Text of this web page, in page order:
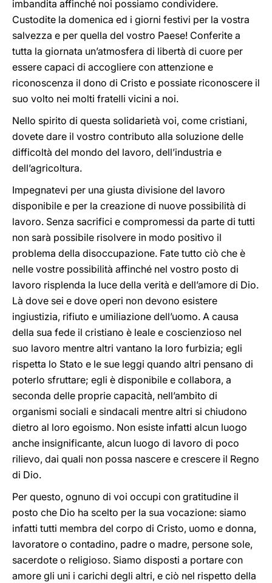
imbandita affinché noi possiamo condividere.
Custodite la domenica ed i giorni festivi per la vostra
salvezza e per quella del vostro Paese! Conferite a
tutta la giornata un’atmosfera di libertà di cuore per
essere capaci di accogliere con attenzione e
riconoscenza il dono di Cristo e possiate riconoscere il
suo volto nei molti fratelli vicini a noi.
Nello spirito di questa solidarietà voi, come cristiani,
dovete dare il vostro contributo alla soluzione delle
difficoltà del mondo del lavoro, dell’industria e
dell’agricoltura.
Impegnatevi per una giusta divisione del lavoro
disponibile e per la creazione di nuove possibilità di
lavoro. Senza sacrifici e compromessi da parte di tutti
non sarà possibile risolvere in modo positivo il
problema della disoccupazione. Fate tutto ciò che è
nelle vostre possibilità affinché nel vostro posto di
lavoro risplenda la luce della verità e dell’amore di Dio.
Là dove sei e dove operi non devono esistere
ingiustizia, rifiuto e umiliazione dell’uomo. A causa
della sua fede il cristiano è leale e coscienzioso nel
suo lavoro mentre altri vantano la loro furbizia; egli
rispetta lo Stato e le sue leggi quando altri pensano di
poterlo sfruttare; egli è disponibile e collabora, a
seconda delle proprie capacità, nell’ambito di
organismi sociali e sindacali mentre altri si chiudono
dietro al loro egoismo. Non esiste infatti alcun luogo
anche insignificante, alcun luogo di lavoro di poco
rilievo, dai quali non possa nascere e crescere il Regno
di Dio.
Per questo, ognuno di voi occupi con gratitudine il
posto che Dio ha scelto per la sua vocazione: siamo
infatti tutti membra del corpo di Cristo, uomo e donna,
lavoratore o contadino, padre o madre, persone sole,
sacerdote o religioso. Siamo disposti a portare con
amore gli uni i carichi degli altri, e ciò nel rispetto della